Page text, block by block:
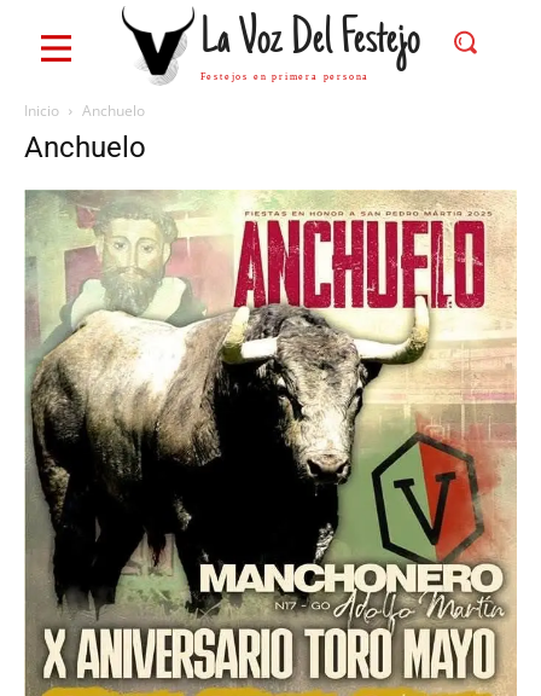
La Voz Del Festejo
Festejos en primera persona
Inicio Anchuelo
Anchuelo